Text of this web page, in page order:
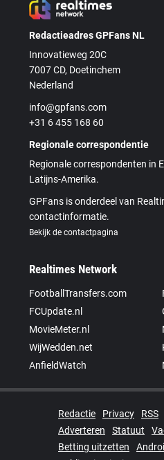
Redactieadres GPFans NL
Innovatieweg 20C
7007 CD, Doetinchem
Nederland
info@gpfans.com
+31 6 455 168 60
Regionale correspondentie
Regionale correspondenten in
Latijns-Amerika.
GPFans is onderdeel van
contactinformatie.
Bekijk de contactpagina
Realtimes Network
FootballTransfers.com
FCUpdate.nl
MovieMeter.nl
WijWedden.net
AnfieldWatch
Redactie Privacy RSS
Adverteren
Statuut
Betting uitzetten